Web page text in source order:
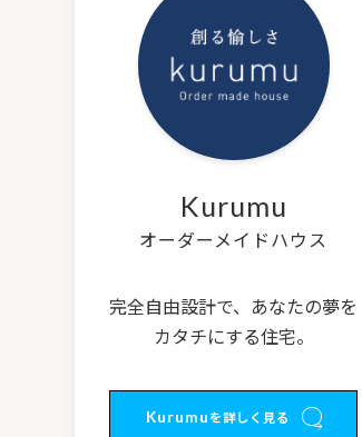
Kurumu
オーダーメイドハウス
完全自由設計で、あなたの夢を
カタチにする住宅。
Kurumuを詳しく見る